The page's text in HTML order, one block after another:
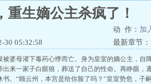
重生嫡公主杀疯了！
动 作： 加
30 05:32:58
最新章节：
被婆母灌下毒药心悸而亡。身为皇室的嫡公主，
出来一家子白眼狼，葬送了自己的性命。再睁眼，
书。“顾云州，本宫是给你脸了吗？”皇室势危，子